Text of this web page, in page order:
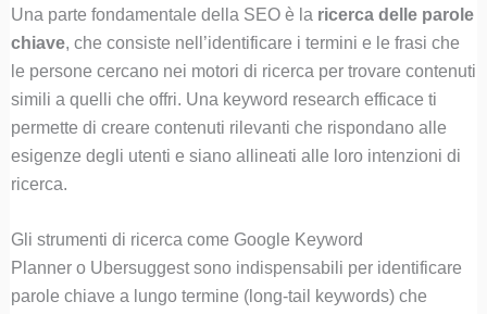
Una parte fondamentale della SEO è la ricerca delle parole
chiave, che consiste nell’identificare i termini e le frasi che
le persone cercano nei motori di ricerca per trovare contenuti
simili a quelli che offri. Una keyword research efficace ti
permette di creare contenuti rilevanti che rispondano alle
esigenze degli utenti e siano allineati alle loro intenzioni di
ricerca.
Gli strumenti di ricerca come Google Keyword
Planner o Ubersuggest sono indispensabili per identificare
parole chiave a lungo termine (long-tail keywords) che